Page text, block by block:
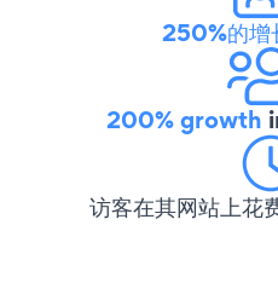
250%的增
200% growth
访客在其网站上花